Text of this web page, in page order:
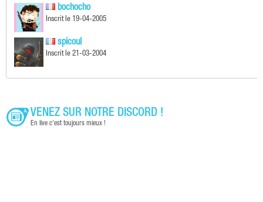
bochocho
Inscrit le 19-04-2005
spicoul
Inscrit le 21-03-2004
VENEZ SUR NOTRE DISCORD !
En live c'est toujours mieux !